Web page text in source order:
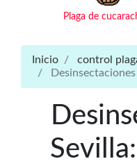
Plaga de
Inicio
control